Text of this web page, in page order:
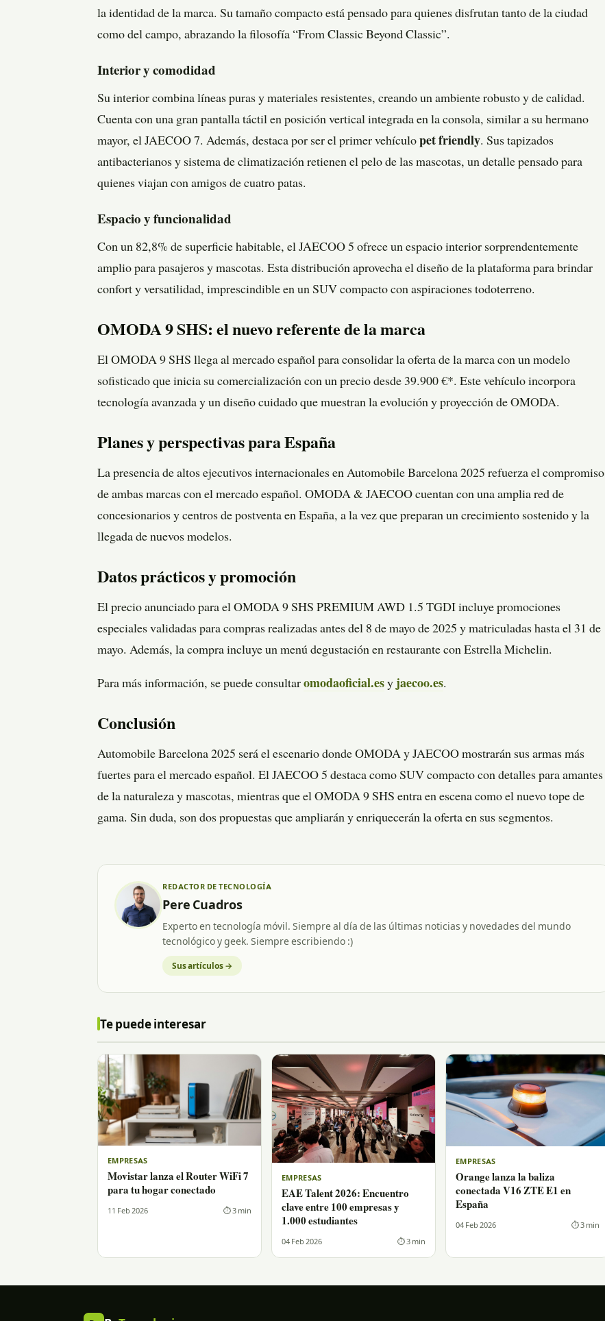
la identidad de la marca. Su tamaño compacto está pensado para quienes disfrutan tanto de la ciudad
como del campo, abrazando la filosofía “From Classic Beyond Classic”.
Interior y comodidad
Su interior combina líneas puras y materiales resistentes, creando un ambiente robusto y de calidad.
Cuenta con una gran pantalla táctil en posición vertical integrada en la consola, similar a su hermano
mayor, el JAECOO 7. Además, destaca por ser el primer vehículo pet friendly. Sus tapizados
antibacterianos y sistema de climatización retienen el pelo de las mascotas, un detalle pensado para
quienes viajan con amigos de cuatro patas.
Espacio y funcionalidad
Con un 82,8% de superficie habitable, el JAECOO 5 ofrece un espacio interior sorprendentemente
amplio para pasajeros y mascotas. Esta distribución aprovecha el diseño de la plataforma para brindar
confort y versatilidad, imprescindible en un SUV compacto con aspiraciones todoterreno.
OMODA 9 SHS: el nuevo referente de la marca
El OMODA 9 SHS llega al mercado español para consolidar la oferta de la marca con un modelo
sofisticado que inicia su comercialización con un precio desde 39.900 €*. Este vehículo incorpora
tecnología avanzada y un diseño cuidado que muestran la evolución y proyección de OMODA.
Planes y perspectivas para España
La presencia de altos ejecutivos internacionales en Automobile Barcelona 2025 refuerza el compromiso
de ambas marcas con el mercado español. OMODA & JAECOO cuentan con una amplia red de
concesionarios y centros de postventa en España, a la vez que preparan un crecimiento sostenido y la
llegada de nuevos modelos.
Datos prácticos y promoción
El precio anunciado para el OMODA 9 SHS PREMIUM AWD 1.5 TGDI incluye promociones
especiales validadas para compras realizadas antes del 8 de mayo de 2025 y matriculadas hasta el 31 de
mayo. Además, la compra incluye un menú degustación en restaurante con Estrella Michelin.
Para más información, se puede consultar omodaoficial.es y jaecoo.es.
Conclusión
Automobile Barcelona 2025 será el escenario donde OMODA y JAECOO mostrarán sus armas más
fuertes para el mercado español. El JAECOO 5 destaca como SUV compacto con detalles para amantes
de la naturaleza y mascotas, mientras que el OMODA 9 SHS entra en escena como el nuevo tope de
gama. Sin duda, son dos propuestas que ampliarán y enriquecerán la oferta en sus segmentos.
REDACTOR DE TECNOLOGÍA
Pere Cuadros
Experto en tecnología móvil. Siempre al día de las últimas noticias y novedades del mundo
tecnológico y geek. Siempre escribiendo :)
Sus artículos →
Te puede interesar
EMPRESAS
Movistar lanza el Router WiFi 7
para tu hogar conectado
11 Feb 2026 ⏱ 3 min
EMPRESAS
EAE Talent 2026: Encuentro
clave entre 100 empresas y
1.000 estudiantes
04 Feb 2026 ⏱ 3 min
EMPRESAS
Orange lanza la baliza
conectada V16 ZTE E1 en
España
04 Feb 2026 ⏱ 3 min